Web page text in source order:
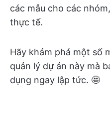
các mẫu cho các
thực tế.
Hãy khám phá một số
quản lý dự án này mà
dụng ngay lập tức. 🤩